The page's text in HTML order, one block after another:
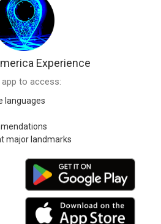
Experience
to access:
languages
major landmarks